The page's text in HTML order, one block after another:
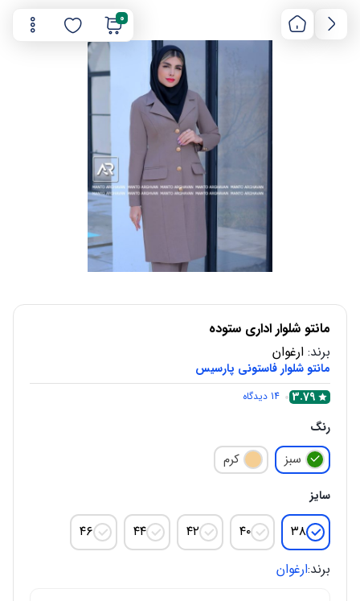
0
مانتو شلوار اداری ستوده
برند: ارغوان
مانتو شلوار فاستونی پارسیس
3.79
14 دیدگاه
رنگ
سبز کرم
سایز
۳۸ ۴۰ ۴۲ ۴۴
۴۶
برند:ارغوان